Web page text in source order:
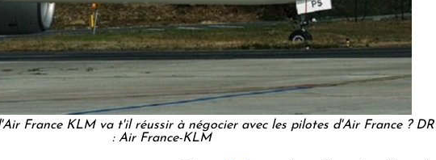
France KLM va t'il réussir à négocier avec les pilotes d'Air France ? DR
: Air France-KLM